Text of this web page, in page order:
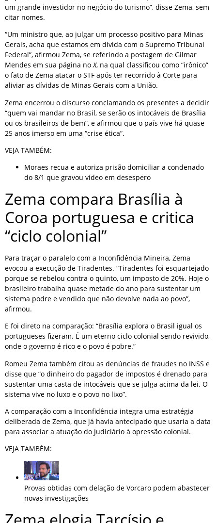
um grande investidor no negócio do turismo”, disse Zema, sem
citar nomes.
“Um ministro que, ao julgar um processo positivo para Minas
Gerais, acha que estamos em dívida com o Supremo Tribunal
Federal”, afirmou Zema, se referindo a postagem de Gilmar
Mendes em sua página noX, na qual classificou como “irônico”
o fato de Zema atacar o STF após ter recorrido à Corte para
aliviar as dívidas de Minas Gerais com a União.
Zema encerrou o discurso conclamando os presentes a decidir
“quem vai mandar no Brasil, se serão os intocáveis de Brasília
ou os brasileiros de bem”, e afirmou que o país vive há quase
25 anos imerso em uma “crise ética”.
VEJA TAMBÉM:
Moraes recua e autoriza prisão domiciliar a condenado
do 8/1 que gravou vídeo em desespero
Zema compara Brasília à
Coroa portuguesa e critica
“ciclo colonial”
Para traçar o paralelo com a Inconfidência Mineira, Zema
evocou a execução de Tiradentes. “Tiradentes foi esquartejado
porque se rebelou contra o quinto, um imposto de 20%. Hoje o
brasileiro trabalha quase metade do ano para sustentar um
sistema podre e vendido que não devolve nada ao povo”,
afirmou.
E foi direto na comparação: “Brasília explora o Brasil igual os
portugueses fizeram. É um eterno ciclo colonial sendo revivido,
onde o governo é rico e o povo é pobre.”
Romeu Zema também citou as denúncias de fraudes no INSS e
disse que “o dinheiro do pagador de impostos é drenado para
sustentar uma casta de intocáveis que se julga acima da lei. O
sistema vive no luxo e o povo no lixo”.
A comparação com a Inconfidência integra uma estratégia
deliberada de Zema, que já havia antecipado que usaria a data
para associar a atuação do Judiciário à opressão colonial.
VEJA TAMBÉM:
Provas obtidas com delação de Vorcaro podem abastecer
novas investigações